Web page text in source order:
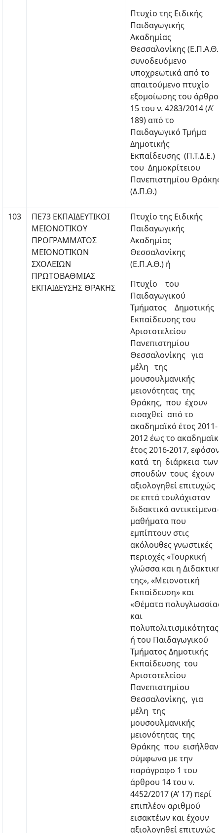
Πτυχίο της Ειδικής
Παιδαγωγικής
Ακαδημίας
Θεσσαλονίκης (Ε.Π.Α.Θ.)
συνοδευόμενο
υποχρεωτικά από το
απαιτούμενο πτυχίο
εξομοίωσης του
15 του ν. 4283/2014 (Α’
189) από το
Παιδαγωγικό Τμήμα
Δημοτικής
Εκπαίδευσης (Π.Τ.Δ.Ε.)
του Δημοκρίτειου
Πανεπιστημίου Θράκης
(Δ.Π.Θ.)
103
ΠΕ73 ΕΚΠΑΙΔΕΥΤΙΚΟΙ
ΜΕΙΟΝΟΤΙΚΟΥ
ΠΡΟΓΡΑΜΜΑΤΟΣ
ΜΕΙΟΝΟΤΙΚΩΝ
ΣΧΟΛΕΙΩΝ
ΠΡΩΤΟΒΑΘΜΙΑΣ
ΕΚΠΑΙΔΕΥΣΗΣ ΘΡΑΚΗΣ
Πτυχίο της Ειδικής
Παιδαγωγικής
Ακαδημίας
Θεσσαλονίκης
(Ε.Π.Α.Θ.) ή
Πτυχίο του
Παιδαγωγικού
Τμήματος Δημοτικής
Εκπαίδευσης του
Αριστοτελείου
Πανεπιστημίου
Θεσσαλονίκης για
μέλη της
μουσουλμανικής
μειονότητας της
Θράκης, που έχουν
εισαχθεί από το
ακαδημαϊκό έτος 2011-
2012 έως το
έτος 2016-2017,
κατά τη διάρκεια των
σπουδών τους έχουν
αξιολογηθεί επιτυχώς
σε επτά τουλάχιστον
διδακτικά αντικείμενα-
μαθήματα που
εμπίπτουν στις
ακόλουθες γνωστικές
περιοχές «Τουρκική
γλώσσα και η Διδακτική
της», «Μειονοτική
Εκπαίδευση» και
«Θέματα πολυγλωσσίας
και
ή του Παιδαγωγικού
Τμήματος Δημοτικής
Εκπαίδευσης του
Αριστοτελείου
Πανεπιστημίου
Θεσσαλονίκης, για
μέλη της
μουσουλμανικής
μειονότητας της
Θράκης που εισήλθαν
σύμφωνα με την
παράγραφο 1 του
άρθρου 14 του ν.
4452/2017 (Α’ 17) περί
επιπλέον αριθμού
εισακτέων και έχουν
αξιολογηθεί επιτυχώς